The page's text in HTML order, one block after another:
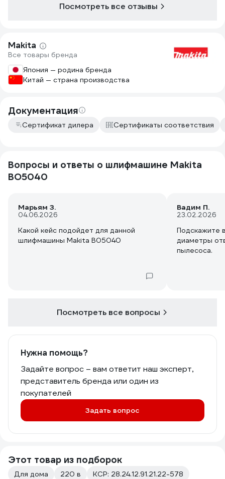
Посмотреть все отзывы
Makita
Все товары бренда
Япония — родина бренда
Китай — страна производства
Документация
Сертификат дилера Сертификаты соответствия
Вопросы и ответы о шлифмашине Makita
BO5040
Марьям З.
04.06.2026
Какой кейс подойдет для данной
шлифмашины Маkita В05040
Вадим П.
23.02.2026
Подскажите
диаметры
пылесоса.
Посмотреть все вопросы
Нужна помощь?
Задайте вопрос – вам ответит наш эксперт,
представитель бренда или один из
покупателей
Задать вопрос
Этот товар из подборок
Для дома 220 в
КСР: 28.24.12.91.21.22-578